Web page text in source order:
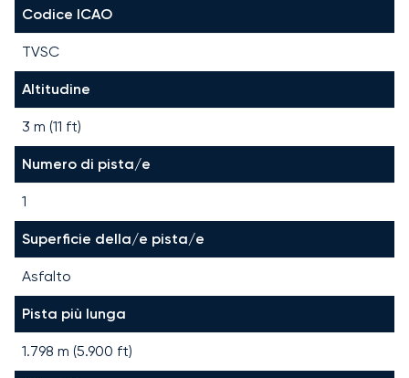
Codice ICAO
TVSC
Altitudine
3 m (11 ft)
Numero di pista/e
1
Superficie della/e pista/e
Asfalto
Pista più lunga
1.798 m (5.900 ft)